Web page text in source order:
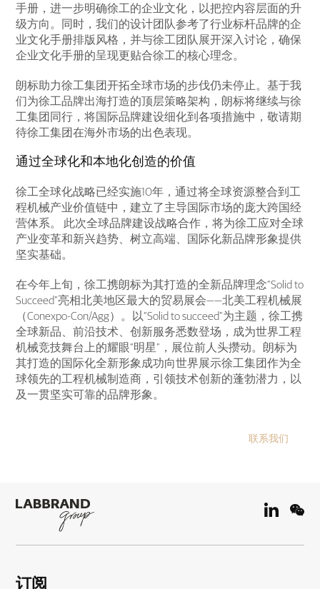
手册，进一步明确徐工的企业文化，以把控内容层面的升
级方向。同时，我们的设计团队参考了行业标杆品牌的企
业文化手册排版风格，并与徐工团队展开深入讨论，确保
企业文化手册的呈现更贴合徐工的核心理念。
朗标助力徐工集团开拓全球市场的步伐仍未停止。基于我
们为徐工品牌出海打造的顶层策略架构，朗标将继续与徐
工集团同行，将国际品牌建设细化到各项措施中，敬请期
待徐工集团在海外市场的出色表现。
通过全球化和本地化创造的价值
徐工全球化战略已经实施10年，通过将全球资源整合到工
程机械产业价值链中，建立了主导国际市场的庞大跨国经
营体系。 此次全球品牌建设战略合作，将为徐工应对全球
产业变革和新兴趋势、树立高端、国际化新品牌形象提供
坚实基础。
在今年上旬，徐工携朗标为其打造的全新品牌理念“Solid to
Succeed”亮相北美地区最大的贸易展会——北美工程机械展
（Conexpo-Con/Agg）。以“Solid to succeed”为主题，徐工携
全球新品、前沿技术、创新服务悉数登场，成为世界工程
机械竞技舞台上的耀眼“明星”，展位前人头攒动。朗标为
其打造的国际化全新形象成功向世界展示徐工集团作为全
球领先的工程机械制造商，引领技术创新的蓬勃潜力，以
及一贯坚实可靠的品牌形象。
联系我们
订阅